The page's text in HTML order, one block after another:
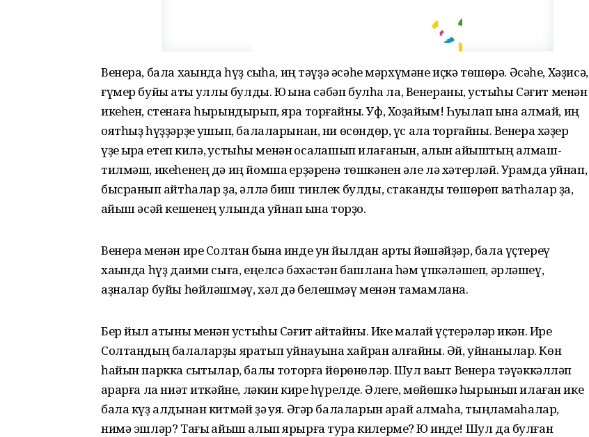
Венера, бала хаҡында һүҙ сыҡһа, иң тәүҙә әсәһе мәрхүмәне иҫкә төшөрә. Әсәһе, Хәҙисә,
ғүмер буйы ҡаты ҡуллы булды. Юҡ ҡына сәбәп булһа ла, Венераны, ҡустыһы Сәғит менән
икеһен, стенаға һырындырып, яра торғайны. Уф, Хоҙайым! Һуҡҡылап ҡына ҡалмай, иң
оятһыҙ һүҙҙәрҙе ҡушып, балаларынан, ни өсөндөр, үс ала торғайны. Венера хәҙер
үҙе ҡырҡҡа етеп килә, ҡустыһы менән ҡосаҡлашып илағанын, ҡалын ҡайыштың алмаш-
тилмәш, икеһенең дә иң йомшаҡ ерҙәренә төшкәнен әле лә хәтерләй. Урамда уйнап,
бысранып ҡайтһалар ҙа, әллә биш тинлек булды, стаканды төшөрөп ватһалар ҙа,
ҡайыш әсәй кешенең ҡулында уйнап ҡына торҙо.
Венера менән ире Солтан бына инде ун йылдан артыҡ йәшәйҙәр, бала үҫтереү
хаҡында һүҙ даими сыға, еңелсә бәхәстән башлана һәм үпкәләшеп, әрләшеү,
аҙналар буйы һөйләшмәү, хәл дә белешмәү менән тамамлана.
Бер йыл ҡатыны менән ҡустыһы Сәғит ҡайтҡайны. Ике малай үҫтерәләр икән. Ире
Солтандың балаларҙы яратып уйнауына хайран ҡалғайны. Әй, уйнанылар. Көн
һайын паркка сыҡтылар, балыҡ тоторға йөрөнөләр. Шул ваҡыт Венера тәүәккәлләп
ҡарарға ла ниәт иткәйне, ләкин кире һүрелде. Әлеге, мөйөшкә һырынып илаған ике
бала күҙ алдынан китмәй ҙә ҡуя. Әгәр балаларын ҡарай алмаһа, тыңламаһалар,
нимә эшләр? Тағы ҡайыш алып ярырға тура килерме? Юҡ инде! Шул да булған